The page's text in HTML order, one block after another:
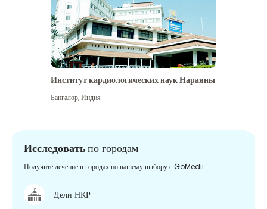
Институт кардиологических наук Нараяны
Бангалор,Индия
Исследоватьпо городам
Получите лечение в городах по вашему выбору с GoMedii
Дели НКР